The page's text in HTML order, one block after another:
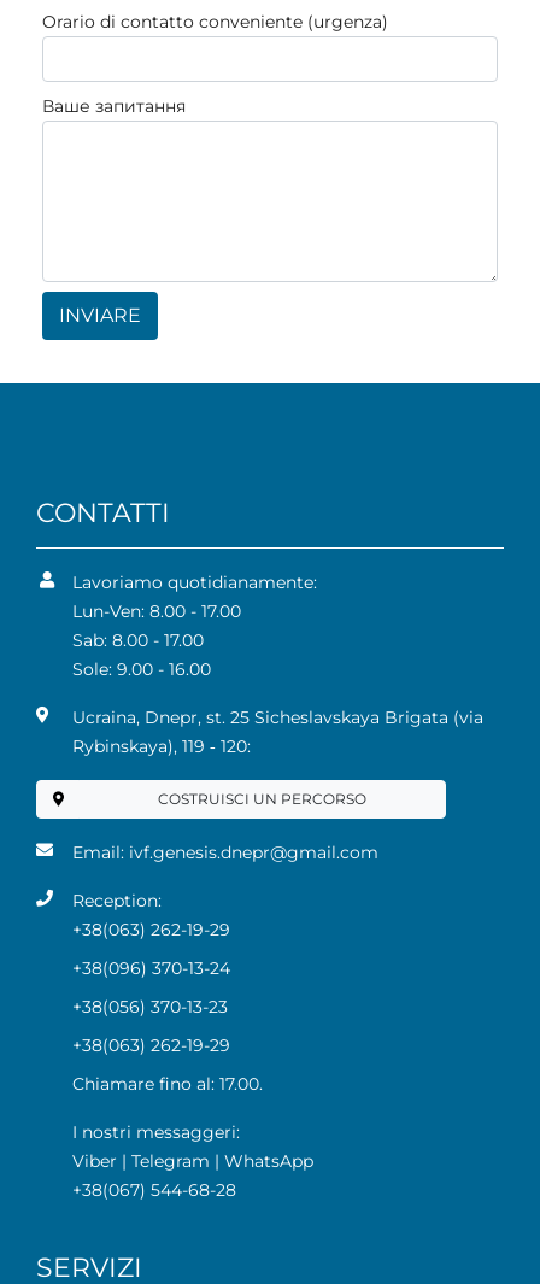
Orario di contatto conveniente (urgenza)
Ваше запитання
INVIARE
CONTATTI
Lavoriamo quotidianamente:
Lun-Ven: 8.00 - 17.00
Sab: 8.00 - 17.00
Sole: 9.00 - 16.00
Ucraina, Dnepr, st. 25 Sicheslavskaya Brigata (via
Rybinskaya), 119 ‑ 120:
COSTRUISCI UN PERCORSO
Email: ivf.genesis.dnepr@gmail.com
Reception:
+38(063) 262-19-29
+38(096) 370-13-24
+38(056) 370-13-23
+38(063) 262-19-29
Chiamare fino al: 17.00.
I nostri messaggeri:
Viber | Telegram | WhatsApp
+38(067) 544-68-28
SERVIZI